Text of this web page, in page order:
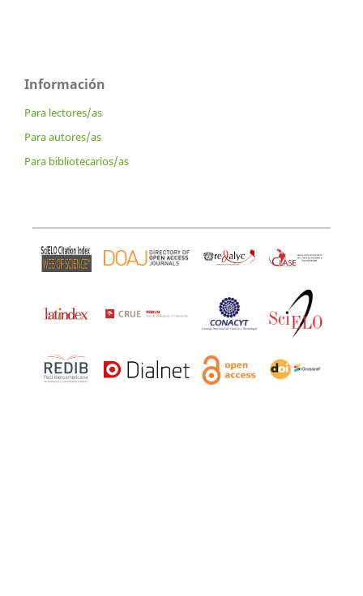
Información
Para lectores/as
Para autores/as
Para bibliotecarios/as